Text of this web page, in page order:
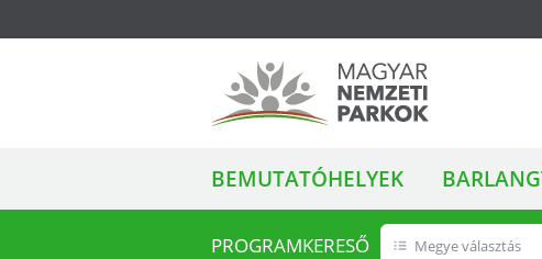
Magyar Nemzeti
Parkok
ALMENÜ
BEMUTATÓHELYEK
PROGRAMKERESŐ Megye választás